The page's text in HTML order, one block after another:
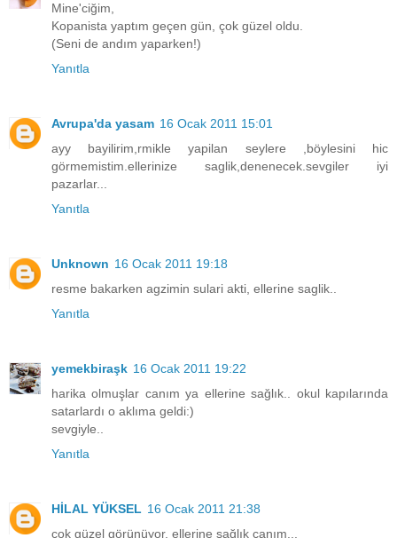
Mine'ciğim,
Kopanista yaptım geçen gün, çok güzel oldu.
(Seni de andım yaparken!)
Yanıtla
Avrupa'da yasam 16 Ocak 2011 15:01
ayy bayilirim,rmikle yapilan seylere ,böylesini hic
görmemistim.ellerinize saglik,denenecek.sevgiler iyi
pazarlar...
Yanıtla
Unknown 16 Ocak 2011 19:18
resme bakarken agzimin sulari akti, ellerine saglik..
Yanıtla
yemekbiraşk 16 Ocak 2011 19:22
harika olmuşlar canım ya ellerine sağlık.. okul kapılarında
satarlardı o aklıma geldi:)
sevgiyle..
Yanıtla
HİLAL YÜKSEL 16 Ocak 2011 21:38
çok güzel görünüyor, ellerine sağlık canım...